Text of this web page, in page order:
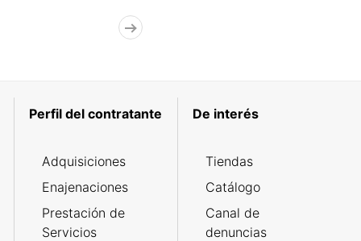
Perfil del contratante
Adquisiciones
Enajenaciones
Prestación de
Servicios
De interés
Tiendas
Catálogo
Canal de
denuncias